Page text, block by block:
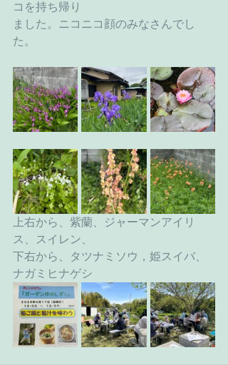
コを持ち帰り
ました。ニコニコ顔のみなさんでし
た。
上右から、紫蘭、ジャーマンアイリ
ス、スイレン、
下右から、タツナミソウ，姫スイバ、
ナガミヒナゲシ